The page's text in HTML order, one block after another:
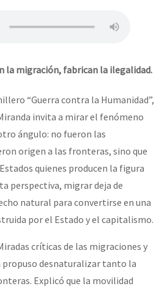
la migración, fabrican la ilegalidad.
“Guerra contra la Humanidad”,
invita a mirar el fenómeno
ángulo: no fueron las
origen a las fronteras, sino que
quienes producen la figura
perspectiva, migrar deja de
natural para convertirse en una
por el Estado y el capitalismo.
críticas de las migraciones y
propuso desnaturalizar tanto la
Explicó que la movilidad